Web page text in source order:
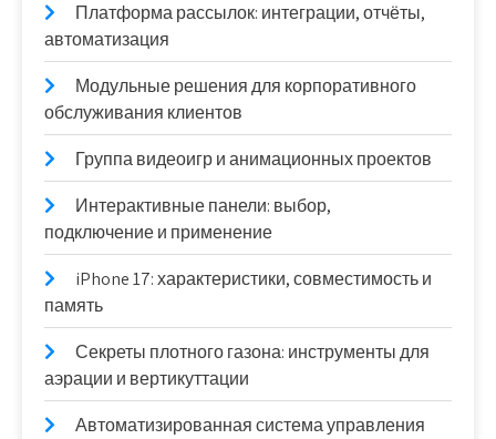
Платформа рассылок: интеграции, отчёты,
автоматизация
Модульные решения для корпоративного
обслуживания клиентов
Группа видеоигр и анимационных проектов
Интерактивные панели: выбор,
подключение и применение
iPhone 17: характеристики, совместимость и
память
Секреты плотного газона: инструменты для
аэрации и вертикуттации
Автоматизированная система управления